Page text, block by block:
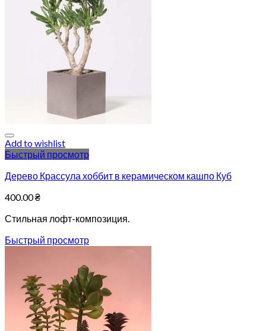
Add to wishlist
Быстрый просмотр
Дерево Крассула хоббит в керамическом кашпо Куб
400.00₴
Стильная лофт-композиция.
Быстрый просмотр